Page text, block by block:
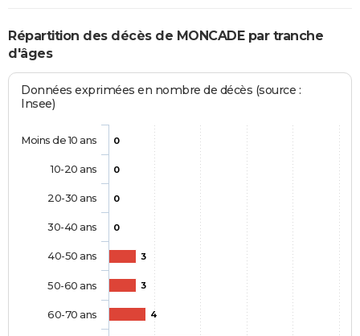
Répartition des décès de MONCADE par tranche
d'âges
Données exprimées en nombre de décès (source :
Insee)
0
0
0
0
3
3
4
Moins de 10 ans
10-20 ans
20-30 ans
30-40 ans
40-50 ans
50-60 ans
60-70 ans